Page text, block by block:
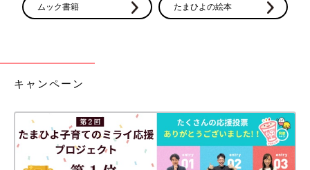
ムック書籍 たまひよの絵本
キャンペーン